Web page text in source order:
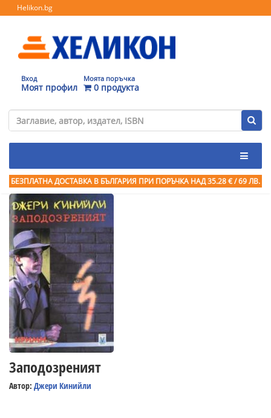
Helikon.bg
Вход
Моят профил
Моята поръчка
0 продукта
БЕЗПЛАТНА ДОСТАВКА В БЪЛГАРИЯ ПРИ ПОРЪЧКА НАД 35.28 € / 69 ЛВ.
Заподозреният
Автор: Джери Кинийли